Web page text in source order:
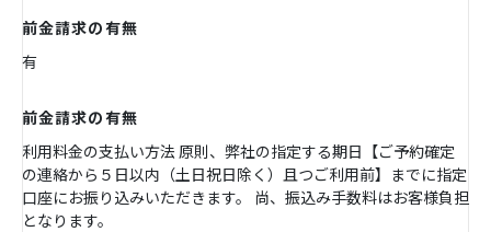
前金請求の有無
有
前金請求の有無
利用料金の支払い方法 原則、弊社の指定する期日【ご予約確定
の連絡から５日以内（土日祝日除く）且つご利用前】までに指定
口座にお振り込みいただきます。 尚、振込み手数料はお客様負担
となります。